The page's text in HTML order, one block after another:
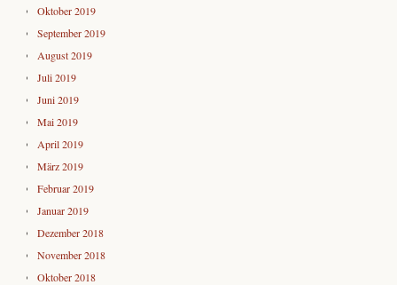
Oktober 2019
September 2019
August 2019
Juli 2019
Juni 2019
Mai 2019
April 2019
März 2019
Februar 2019
Januar 2019
Dezember 2018
November 2018
Oktober 2018